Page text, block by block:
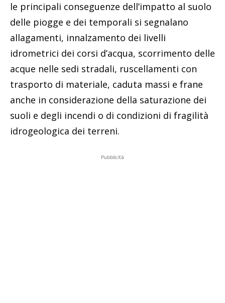
le principali conseguenze dell’impatto al suolo
delle piogge e dei temporali si segnalano
allagamenti, innalzamento dei livelli
idrometrici dei corsi d’acqua, scorrimento delle
acque nelle sedi stradali, ruscellamenti con
trasporto di materiale, caduta massi e frane
anche in considerazione della saturazione dei
suoli e degli incendi o di condizioni di fragilità
idrogeologica dei terreni.
Pubblicità